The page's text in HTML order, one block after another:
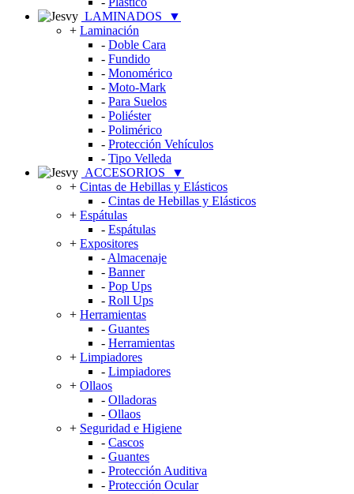
LAMINADOS
▼
+ Laminación
- Doble Cara
- Fundido
- Monomérico
- Moto-Mark
- Para Suelos
- Poliéster
- Polimérico
- Protección Vehículos
- Tipo Velleda
ACCESORIOS
▼
+ Cintas de Hebillas y Elásticos
- Cintas de Hebillas y Elásticos
+ Espátulas
- Espátulas
+ Expositores
- Almacenaje
- Banner
- Pop Ups
- Roll Ups
+ Herramientas
- Guantes
- Herramientas
+ Limpiadores
- Limpiadores
+ Ollaos
- Olladoras
- Ollaos
+ Seguridad e Higiene
- Cascos
- Guantes
- Protección Auditiva
- Protección Ocular